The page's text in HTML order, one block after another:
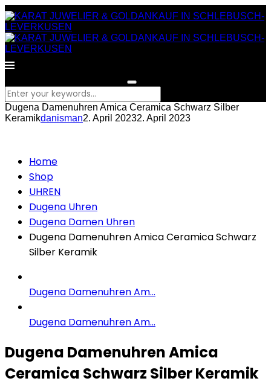
Dugena Damenuhren Amica Ceramica Schwarz Silber
Keramikdanisman2. April 20232. April 2023
Home
Shop
UHREN
Dugena Uhren
Dugena Damen Uhren
Dugena Damenuhren Amica Ceramica Schwarz
Silber Keramik
Dugena Damenuhren Am...
Dugena Damenuhren Am...
Dugena Damenuhren Amica
Ceramica Schwarz Silber Keramik